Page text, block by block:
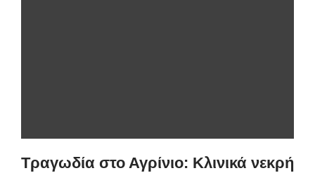
Τραγωδία στο Αγρίνιο: Κλινικά νεκρή